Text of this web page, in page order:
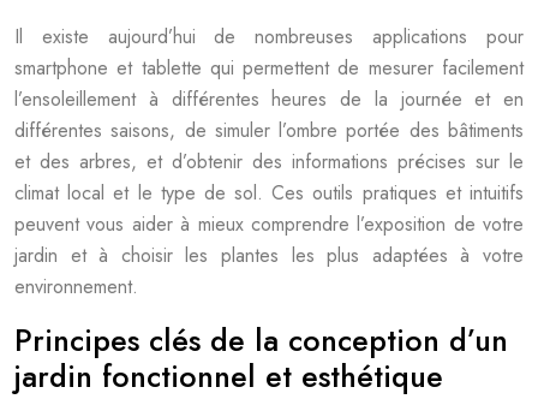
Il existe aujourd’hui de nombreuses applications pour
smartphone et tablette qui permettent de mesurer facilement
l’ensoleillement à différentes heures de la journée et en
différentes saisons, de simuler l’ombre portée des bâtiments
et des arbres, et d’obtenir des informations précises sur le
climat local et le type de sol. Ces outils pratiques et intuitifs
peuvent vous aider à mieux comprendre l’exposition de votre
jardin et à choisir les plantes les plus adaptées à votre
environnement.
Principes clés de la conception d’un
jardin fonctionnel et esthétique